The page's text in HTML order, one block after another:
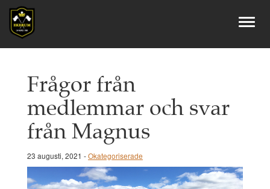
Frågor från
medlemmar och svar
från Magnus
23 augusti, 2021 -Okategoriserade